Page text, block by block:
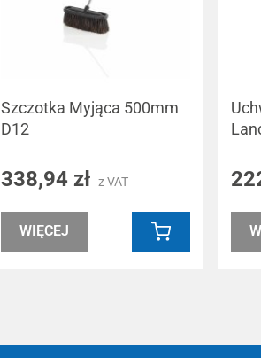
Szczotka Myjąca 500mm
D12
338,94 zł z VAT
WIĘCEJ